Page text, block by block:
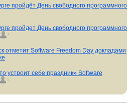
пройдёт День свободного программного
пройдет День свободного программного
4
отметит Software Freedom Day докладами
устроит себе праздник» Software
1